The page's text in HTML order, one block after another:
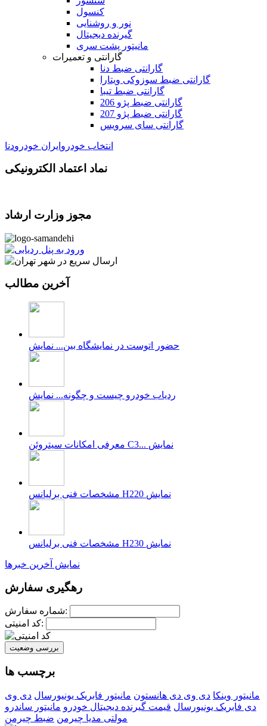
کنسول
نور و روشنایی
گیرنده دیجیتال
مانیتور پشت سری
گارانتی و تعمیرات
گارانتی ضبط دنا
گارانتی ضبط سوزوکی ویتارا
گارانتی ضبط تیبا
گارانتی ضبط پژو 206
گارانتی ضبط پژو 207
گارانتی سای سرویس
انتخاب خودرو ایران خودرودنا
نماد اعتماد الکترونیکی
مجوز وزارت ارشاد
آخرین مطالب
حضور اتوست در نمایشگاه بین... نمایش
ردیاب خودرو چیست و چگونه... نمایش
معرفی امکانات سیتروئن C3... نمایش
مشخصات فنی برلیانس H220 نمایش
مشخصات فنی برلیانس H230 نمایش
نمایش آخرین خبرها
رهگیری سفارش
شماره سفارش:
کد امنیتی:
بررسی وضعیت
برچسب ها
مانیتور وینکا دی وی دی هانستون مانیتور فابریک یونیورسال دی وی
دی فابریک یونیورسال قیمت گیرنده دیجیتال خودرو مانیتور ساندرو
مولتی مدیا چیرمن ضبط چیرمن